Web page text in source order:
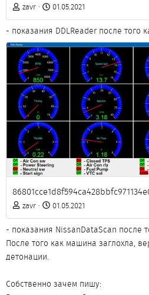
zavr 01.05.2021
- показания DDLReader после того
zavr 01.05.2021
- показания NissanDataScan после
После того как машина заглохла,
детонации.
Собственно зачем пишу: